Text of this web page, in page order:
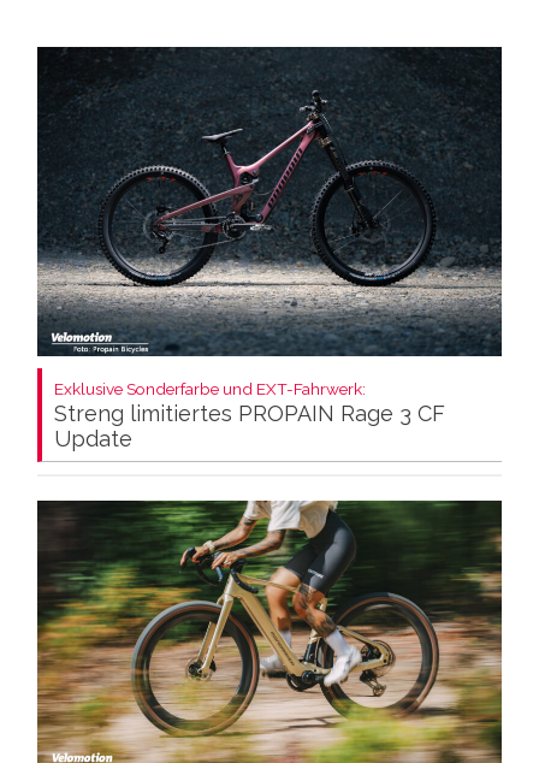
Exklusive Sonderfarbe und EXT-Fahrwerk:
Streng limitiertes PROPAIN Rage 3 CF
Update